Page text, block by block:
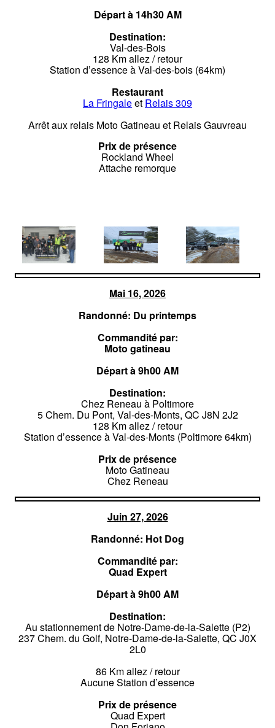
Départ à 14h30 AM
Destination:
Val-des-Bois
128 Km allez / retour
Station d’essence à Val-des-bois (64km)
Restaurant
La Fringaleet Relais 309
Arrêt aux relais Moto Gatineau et Relais Gauvreau
Prix de présence
Rockland Wheel
Attache remorque
Mai 16, 2026
Randonné: Du printemps
Commandité par:
Moto gatineau
Départ à 9h00 AM
Destination:
Chez Reneau à Poltimore
5 Chem. Du Pont, Val-des-Monts, QC J8N 2J2
128 Km allez / retour
Station d’essence à Val-des-Monts (Poltimore 64km)
Prix de présence
Moto Gatineau
Chez Reneau
Juin 27, 2026
Randonné: Hot Dog
Commandité par:
Quad Expert
Départ à 9h00 AM
Destination:
Au stationnement de Notre-Dame-de-la-Salette (P2)
237 Chem. du Golf, Notre-Dame-de-la-Salette, QC J0X
2L0
86 Km allez / retour
Aucune Station d’essence
Prix de présence
Quad Expert